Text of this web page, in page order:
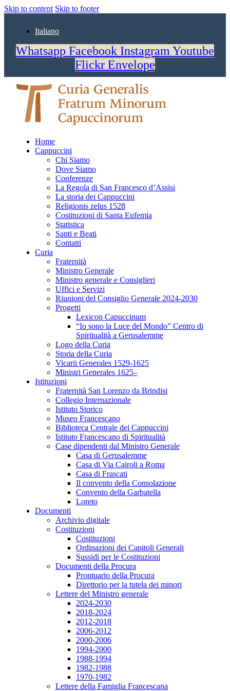
Skip to content Skip to footer
Italiano
Whatsapp Facebook Instagram Youtube
Flickr Envelope
Home
Cappuccini
Chi Siamo
Dove Siamo
Conferenze
La Regola di San Francesco d’Assisi
La storia dei Cappuccini
Religionis zelus 1528
Costituzioni di Santa Eufemia
Statistica
Santi e Beati
Contatti
Curia
Fraternità
Ministro Generale
Ministro generale e Consiglieri
Uffici e Servizi
Riunioni del Consiglio Generale 2024-2030
Progetti
Lexicon Capuccinum
“Io sono la Luce del Mondo” Centro di
Spiritualità a Gerusalemme
Logo della Curia
Storia della Curia
Vicarii Generales 1529-1625
Ministri Generales 1625–
Istituzioni
Fraternità San Lorenzo da Brindisi
Collegio Internazionale
Istituto Storico
Museo Francescano
Biblioteca Centrale dei Cappuccini
Istituto Francescano di Spiritualità
Case dipendenti dal Ministro Generale
Casa di Gerusalemme
Casa di Via Cairoli a Roma
Casa di Frascati
Il convento della Consolazione
Convento della Garbatella
Loreto
Documenti
Archivio digitale
Costituzioni
Costituzioni
Ordinazioni dei Capitoli Generali
Sussidi per le Costituzioni
Documenti della Procura
Prontuario della Procura
Direttorio per la tutela dei minori
Lettere del Ministro generale
2024-2030
2018-2024
2012-2018
2006-2012
2000-2006
1994-2000
1988-1994
1982-1988
1970-1982
Lettere della Famiglia Francescana